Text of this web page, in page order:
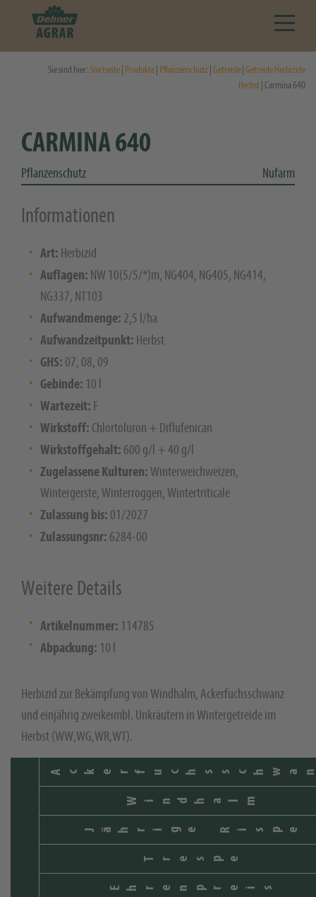
Sie sind hier:Startseite Produkte Pflanzenschutz Getreide Getreide Herbizide
Herbst | Carmina 640
CARMINA 640
Pflanzenschutz Nufarm
Informationen
Art: Herbizid
Auflagen: NW 10(5/5/*)m, NG404, NG405, NG414,
NG337, NT103
Aufwandmenge: 2,5 l/ha
Aufwandzeitpunkt: Herbst
GHS: 07, 08, 09
Gebinde: 10 l
Wartezeit: F
Wirkstoff: Chlortoluron + Diflufenican
Wirkstoffgehalt: 600 g/l + 40 g/l
Zugelassene Kulturen: Winterweichweizen,
Wintergerste, Winterroggen, Wintertriticale
Zulassung bis: 01/2027
Zulassungsnr: 6284-00
Weitere Details
Artikelnummer: 114785
Abpackung: 10 l
Herbizid zur Bekämpfung von Windhalm, Ackerfuchsschwanz
und einjährig zweikeimbl. Unkräutern in Wintergetreide im
Herbst (WW,WG,WR,WT).
Ehrenpreis
Trespe
Jährige Rispe
Windhalm